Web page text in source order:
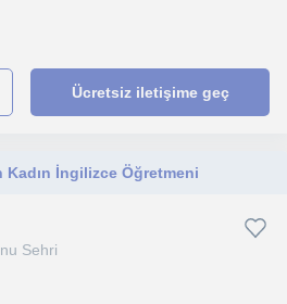
Ücretsiz iletişime geç
İngilizce Öğretmeni
Sehri